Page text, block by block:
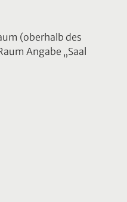
(oberhalb des
Angabe „Saal